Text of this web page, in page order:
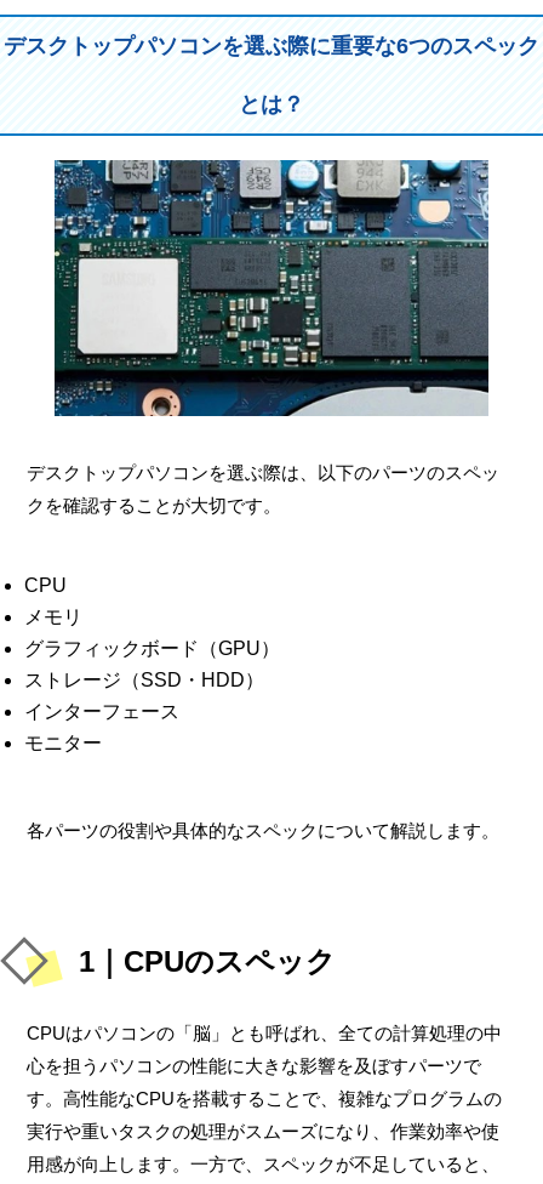
デスクトップパソコンを選ぶ際に重要な6つのスペック
とは？
デスクトップパソコンを選ぶ際は、以下のパーツのスペッ
クを確認することが大切です。
CPU
メモリ
グラフィックボード（GPU）
ストレージ（SSD・HDD）
インターフェース
モニター
各パーツの役割や具体的なスペックについて解説します。
1｜CPUのスペック
CPUはパソコンの「脳」とも呼ばれ、全ての計算処理の中
心を担うパソコンの性能に大きな影響を及ぼすパーツで
す。高性能なCPUを搭載することで、複雑なプログラムの
実行や重いタスクの処理がスムーズになり、作業効率や使
用感が向上します。一方で、スペックが不足していると、